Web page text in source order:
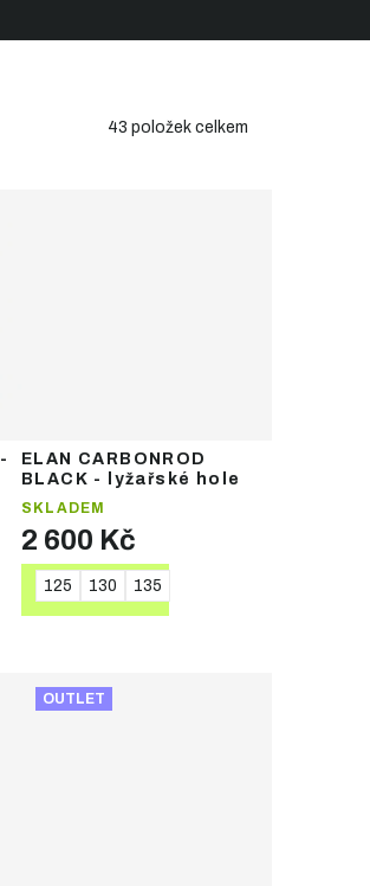
43 položek celkem
ELAN CARBONROD
BLACK - lyžařské hole
SKLADEM
2 600 Kč
DETAIL
125 130 135
OUTLET